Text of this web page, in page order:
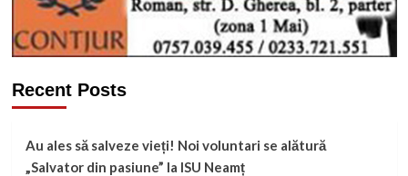
Recent Posts
Au ales să salveze vieți! Noi voluntari se alătură
„Salvator din pasiune” la ISU Neamț